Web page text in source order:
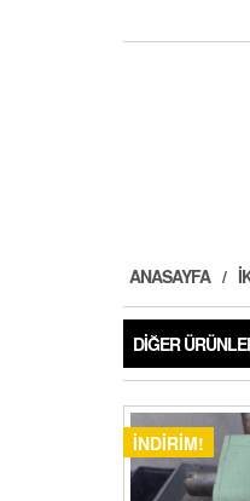
ANASAYFA
DIĞER
İNDIRIM!